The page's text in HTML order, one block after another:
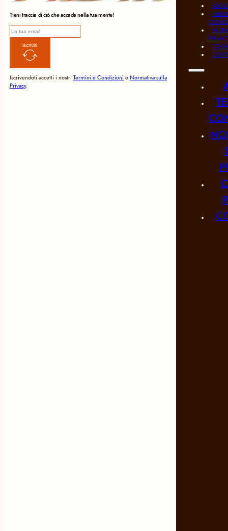
Tieni traccia di ciò che accade nella tua mente!
iscriviti
Iscrivendoti accetti i nostri Termini e Condizioni e Normativa sulla
Privacy.